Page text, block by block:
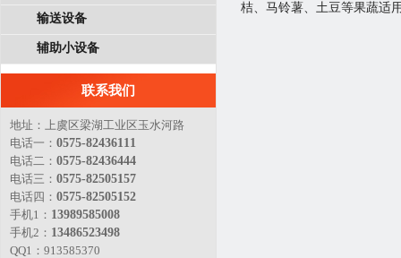
输送设备
辅助小设备
联系我们
地址：上虞区梁湖工业区玉水河路
电话一： 0575-82436111
电话二： 0575-82436444
电话三： 0575-82505157
电话四： 0575-82505152
手机1： 13989585008
手机2： 13486523498
QQ1：913585370
桔、马铃薯、土豆等果蔬适